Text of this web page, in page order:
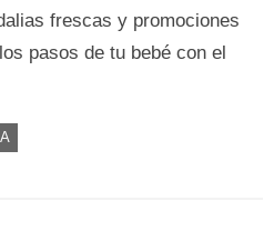
frescas y promociones
pasos de tu bebé con el